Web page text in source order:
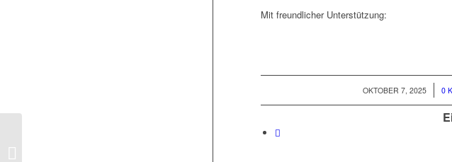
Mit freundlicher Unterstützung:
OKTOBER 7, 2025
/ 0